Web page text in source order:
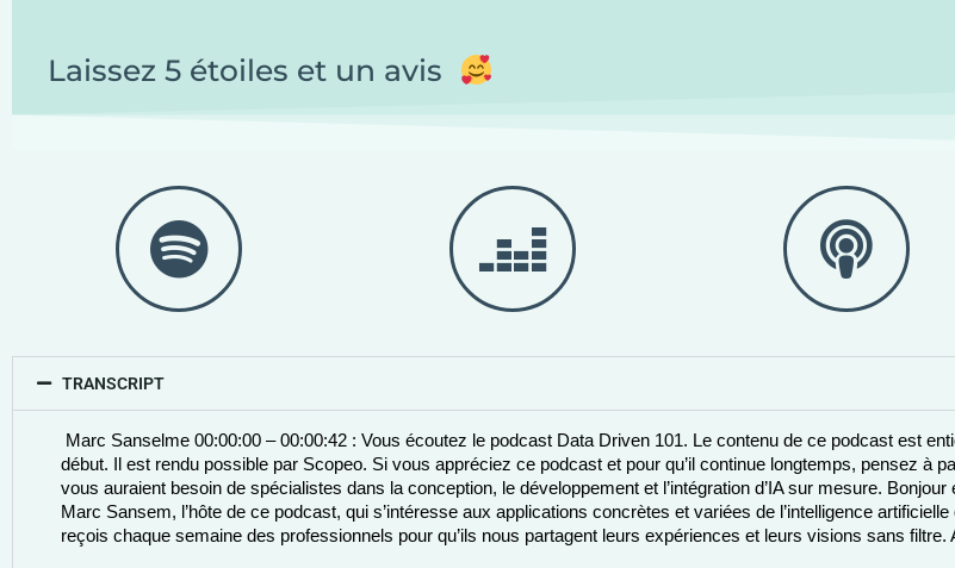
Laissez 5 étoiles et un avis
TRANSCRIPT
Marc Sanselme 00:00:00 – 00:00:42 : Vous écoutez le podcast Data Driven 101. Le contenu de ce podcast est
début. Il est rendu possible par Scopeo. Si vous appréciez ce podcast et pour qu’il continue longtemps, pensez à
vous auraient besoin de spécialistes dans la conception, le développement et l’intégration d’IA sur mesure.
Marc Sansem, l’hôte de ce podcast, qui s’intéresse aux applications concrètes et variées de l’intelligence
reçois chaque semaine des professionnels pour qu’ils nous partagent leurs expériences et leurs visions sans filtre.